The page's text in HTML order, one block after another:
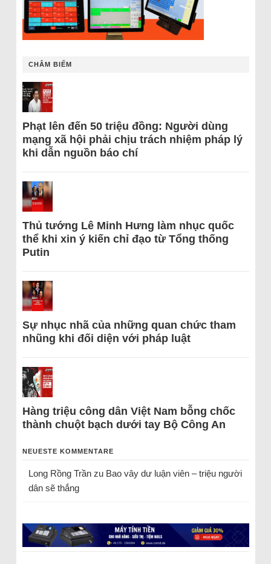
CHÂM BIẾM
Phạt lên đến 50 triệu đồng: Người dùng
mạng xã hội phải chịu trách nhiệm pháp lý
khi dẫn nguồn báo chí
Thủ tướng Lê Minh Hưng làm nhục quốc
thể khi xin ý kiến chỉ đạo từ Tổng thống
Putin
Sự nhục nhã của những quan chức tham
nhũng khi đối diện với pháp luật
Hàng triệu công dân Việt Nam bỗng chốc
thành chuột bạch dưới tay Bộ Công An
NEUESTE KOMMENTARE
Long Rồng Trầnzu Bao vây dư luận viên – triệu người
dân sẽ thắng